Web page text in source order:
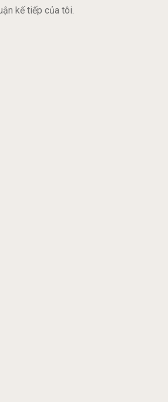
kế tiếp của tôi.